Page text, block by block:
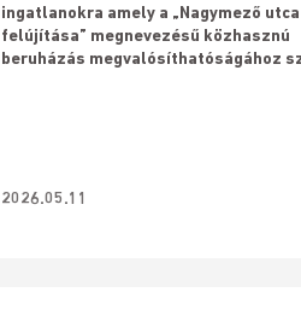
ingatlanokra amely a „Nagymező utca
felújítása” megnevezésű közhasznú
beruházás megvalósíthatóságához
2026.05.11